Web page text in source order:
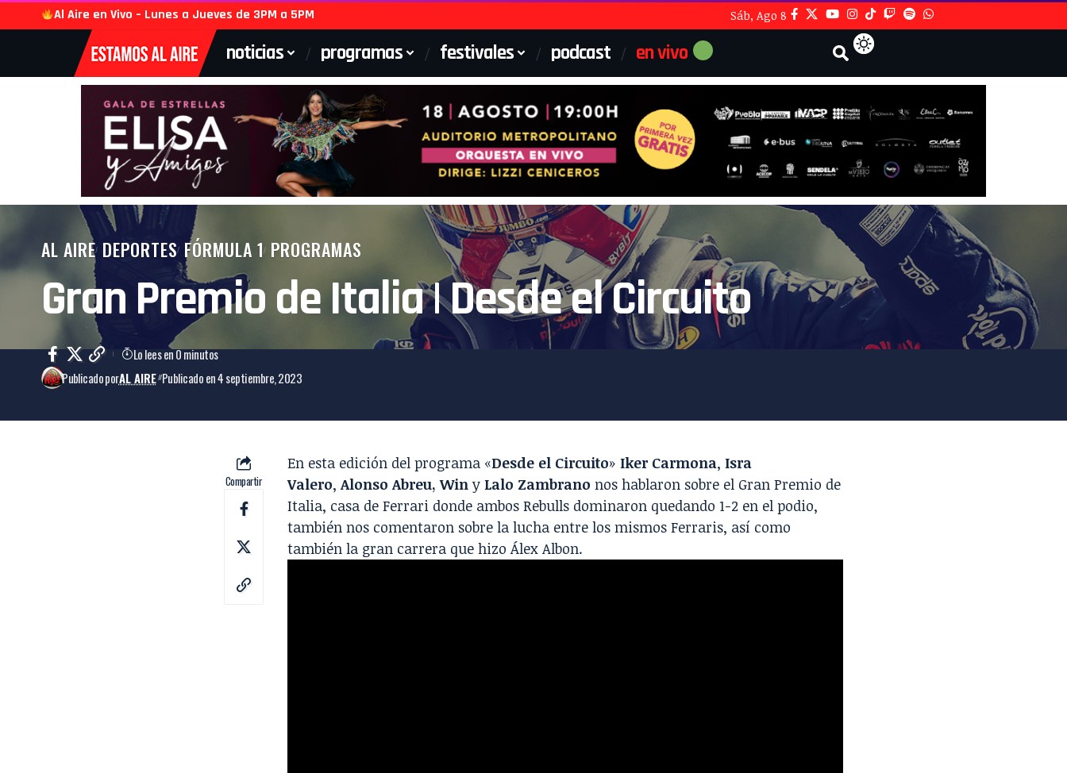
Al Aire en Vivo – Lunes a Jueves de 3PM a 5PM Sáb, Ago 8
noticias programas festivales podcast en vivo
AL AIRE DEPORTES FÓRMULA 1 PROGRAMAS
Gran Premio de Italia | Desde el Circuito
Publicado porAL AIRE Publicado en 4 septiembre, 2023
Lo lees en 0 minutos
Compartir
En esta edición del programa «Desde el Circuito» Iker Carmona, Isra
Valero,Alonso Abreu, Win y Lalo Zambrano nos hablaron sobre el Gran Premio de
Italia, casa de Ferrari donde ambos Rebulls dominaron quedando 1-2 en el podio,
también nos comentaron sobre la lucha entre los mismos Ferraris, así como
también la gran carrera que hizo Álex Albon.